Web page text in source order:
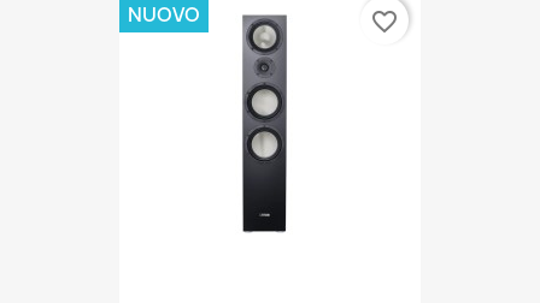
NUOVO favorite_border